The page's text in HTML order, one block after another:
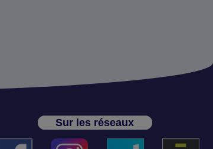
Sur les réseaux